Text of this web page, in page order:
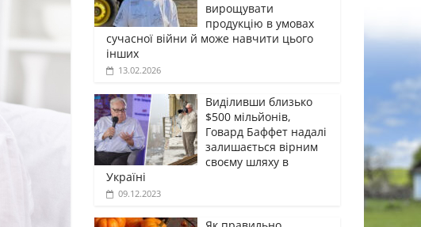
вирощувати
продукцію в умовах
сучасної війни й може навчити цього
інших
13.02.2026
Виділивши близько
$500 мільйонів,
Говард Баффет надалі
залишається вірним
своєму шляху в
Україні
09.12.2023